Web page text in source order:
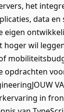
het
data
wil
in